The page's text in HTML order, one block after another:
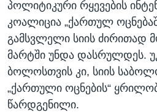
პოლიტიკური რყევების
კოალიცია „ქართულ
გამსვლელი სიის ძირითად
მარტში უნდა დასრულდეს.
ბოლოსთვის კი, სიის
„ქართული ოცნების“
წარდგენილი.